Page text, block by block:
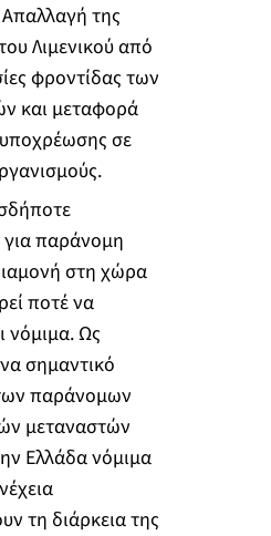
Απαλλαγή της
Λιμενικού από
φροντίδας των
και μεταφορά
σε
για παράνομη
στη χώρα
ποτέ να
νόμιμα. Ως
σημαντικό
παράνομων
μεταναστών
Ελλάδα νόμιμα
τη διάρκεια της